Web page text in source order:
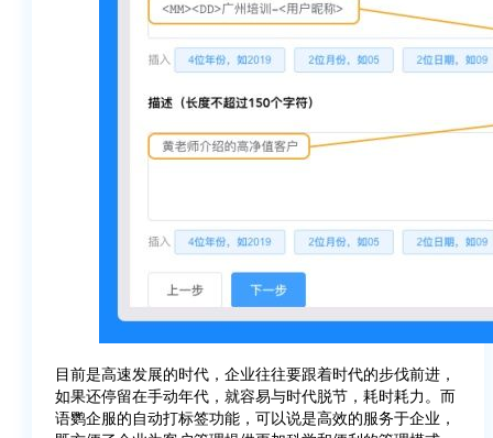
目前是高速发展的时代，企业往往要跟着时代的步伐前进，
如果还停留在手动年代，就容易与时代脱节，耗时耗力。而
语鹦企服的自动打标签功能，可以说是高效的服务于企业，